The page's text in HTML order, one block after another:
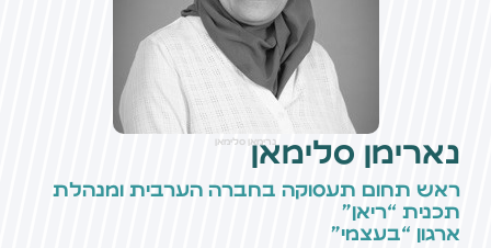
נארימן סלימאן
ראש תחום תעסוקה בחברה הערבית ומנהלת
תכנית “ריאן”
ארגון “בעצמי”
נרימאן סלימאן